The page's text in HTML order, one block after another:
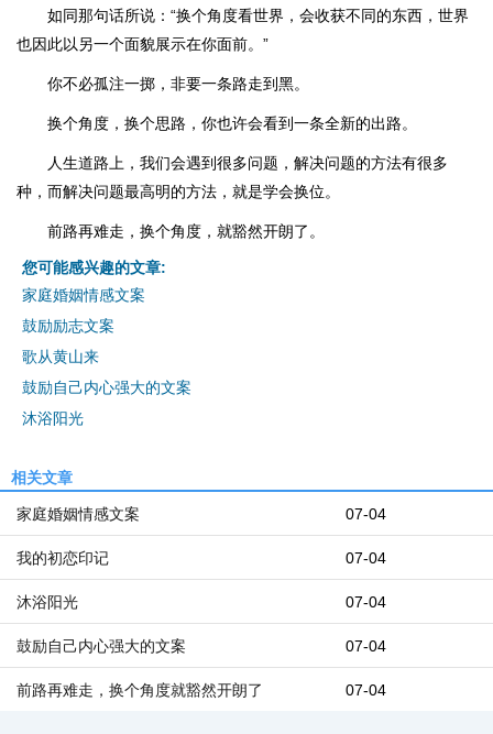
如同那句话所说：“换个角度看世界，会收获不同的东西，世界
也因此以另一个面貌展示在你面前。”
你不必孤注一掷，非要一条路走到黑。
换个角度，换个思路，你也许会看到一条全新的出路。
人生道路上，我们会遇到很多问题，解决问题的方法有很多
种，而解决问题最高明的方法，就是学会换位。
前路再难走，换个角度，就豁然开朗了。
您可能感兴趣的文章:
家庭婚姻情感文案
鼓励励志文案
歌从黄山来
鼓励自己内心强大的文案
沐浴阳光
相关文章
07-04
家庭婚姻情感文案
07-04
我的初恋印记
07-04
沐浴阳光
07-04
鼓励自己内心强大的文案
07-04
前路再难走，换个角度就豁然开朗了